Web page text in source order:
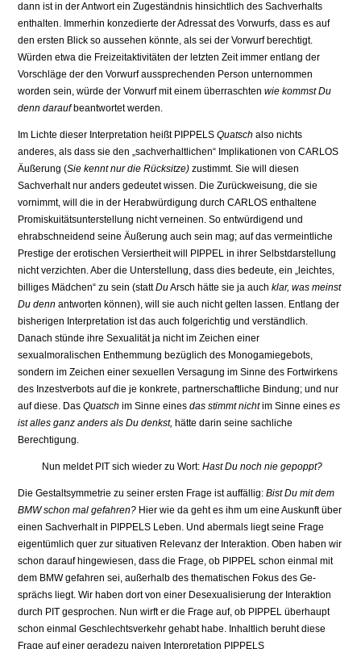
dann ist in der Antwort ein Zugeständnis hinsichtlich des Sachverhalts
enthalten. Immer­hin konzedierte der Adressat des Vorwurfs, dass es auf
den ersten Blick so aussehen könnte, als sei der Vorwurf berechtigt.
Würden etwa die Freizeitaktivitäten der letzten Zeit immer entlang der
Vorschläge der den Vorwurf aussprechenden Person unternommen
worden sein, würde der Vorwurf mit einem überraschten wie kommst Du
denn daraufbe­antwortet werden.
Im Lichte dieser Interpretation heißt PIPPELS Quatsch also nichts
anderes, als dass sie den „sachverhaltlichen“ Implikationen von CARLOS
Äußerung (Sie kennt nur die Rücksitze) zu­stimmt. Sie will diesen
Sachverhalt nur anders gedeutet wissen. Die Zurückweisung, die sie
vornimmt, will die in der Herabwürdigung durch CARLOS enthaltene
Promiskuitätsunterstellung nicht verneinen. So entwürdigend und
ehrabschneidend seine Äußerung auch sein mag; auf das vermeintliche
Prestige der erotischen Versiertheit will PIPPEL in ihrer Selbstdarstellung
nicht verzichten. Aber die Unterstellung, dass dies bedeute, ein „leich­tes,
billiges Mädchen“ zu sein (stattDuArsch hätte sie ja auch klar, was meinst
Du dennantworten können), will sie auch nicht gelten lassen. Entlang der
bisherigen Interpretation ist das auch folgerichtig und verständlich.
Danach stünde ihre Sexualität ja nicht im Zei­chen einer
sexualmoralischen Enthemmung bezüglich des Monogamiegebots,
sondern im Zeichen einer sexuellen Versagung im Sinne des Fortwirkens
des Inzestverbots auf die je konkrete, partnerschaftliche Bindung; und nur
auf diese. Das Quatsch im Sinne einesdas stimmt nichtim Sinne eines es
ist alles ganz anders als Du denkst, hätte darin seine sachliche
Berechtigung.
Nun meldet PIT sich wieder zu Wort: Hast Du noch nie gepoppt?
Die Gestaltsymmetrie zu seiner ersten Frage ist auffällig: Bist Du mit dem
BMW schon mal gefahren? Hier wie da geht es ihm um eine Auskunft über
einen Sachverhalt in PIPPELS Leben. Und abermals liegt seine Frage
eigentümlich quer zur situativen Relevanz der Interaktion. Oben haben wir
schon darauf hingewiesen, dass die Frage, ob PIPPEL schon einmal mit
dem BMW gefahren sei, außerhalb des thematischen Fokus des Ge­
sprächs liegt. Wir haben dort von einer Desexualisierung der Interaktion
durch PIT ge­sprochen. Nun wirft er die Frage auf, ob PIPPEL überhaupt
schon einmal Geschlechtsver­kehr gehabt habe. Inhaltlich beruht diese
Frage auf einer geradezu naiven Interpretation PIPPELS